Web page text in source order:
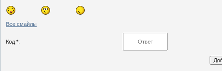
Все смайлы
Код *: